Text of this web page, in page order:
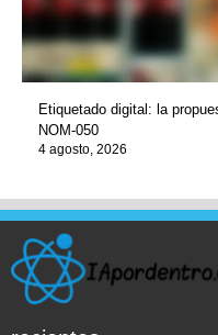
Etiquetado digital: la
NOM-050
4 agosto, 2026